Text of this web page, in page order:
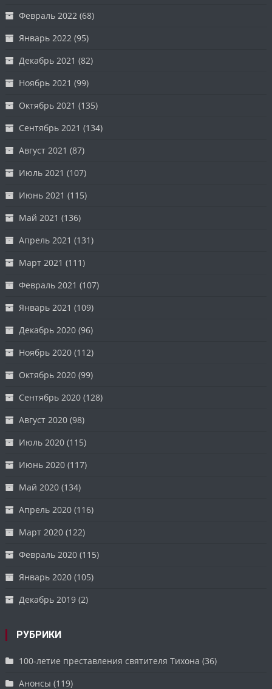
Февраль 2022 (68)
Январь 2022 (95)
Декабрь 2021 (82)
Ноябрь 2021 (99)
Октябрь 2021 (135)
Сентябрь 2021 (134)
Август 2021 (87)
Июль 2021 (107)
Июнь 2021 (115)
Май 2021 (136)
Апрель 2021 (131)
Март 2021 (111)
Февраль 2021 (107)
Январь 2021 (109)
Декабрь 2020 (96)
Ноябрь 2020 (112)
Октябрь 2020 (99)
Сентябрь 2020 (128)
Август 2020 (98)
Июль 2020 (115)
Июнь 2020 (117)
Май 2020 (134)
Апрель 2020 (116)
Март 2020 (122)
Февраль 2020 (115)
Январь 2020 (105)
Декабрь 2019 (2)
РУБРИКИ
100-летие преставления святителя Тихона (36)
Анонсы (119)